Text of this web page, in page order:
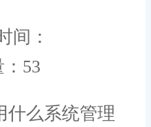
间：
53
么系统管理